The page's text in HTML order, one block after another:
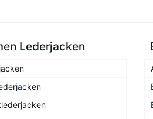
Lederjacken